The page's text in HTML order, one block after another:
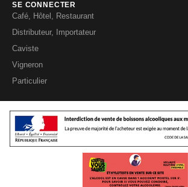
SE CONNECTER
Café, Hôtel, Restaurant
Distributeur, Importateur
Caviste
Vigneron
Particulier